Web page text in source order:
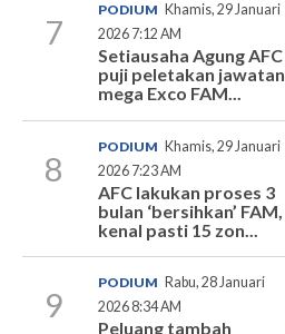
7
PODIUM Khamis, 29 Januari
2026 7:12 AM
Setiausaha Agung AFC
puji peletakan jawatan
mega Exco FAM...
8
PODIUM Khamis, 29 Januari
2026 7:23 AM
AFC lakukan proses 3
bulan ‘bersihkan’ FAM,
kenal pasti 15 zon...
9
PODIUM Rabu, 28 Januari
2026 8:34 AM
Peluang tambah